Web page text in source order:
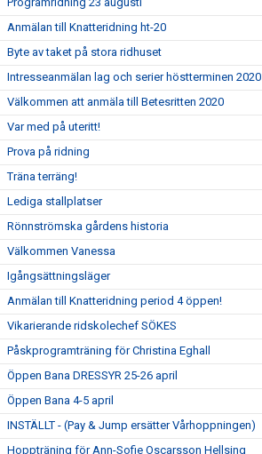
Anmälan till Knatteridning ht-20
Byte av taket på stora ridhuset
Intresseanmälan lag och serier höstterminen 2020
Välkommen att anmäla till Betesritten 2020
Var med på uteritt!
Prova på ridning
Träna terräng!
Lediga stallplatser
Rönnströmska gårdens historia
Välkommen Vanessa
Igångsättningsläger
Anmälan till Knatteridning period 4 öppen!
Vikarierande ridskolechef SÖKES
Påskprogramträning för Christina Eghall
Öppen Bana DRESSYR 25-26 april
Öppen Bana 4-5 april
INSTÄLLT - (Pay & Jump ersätter Vårhoppningen)
Hoppträning för Ann-Sofie Oscarsson Hellsing